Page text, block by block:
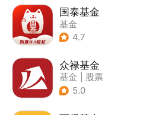
国泰基金
基金
4.7
众禄基金
基金
股票
5.0